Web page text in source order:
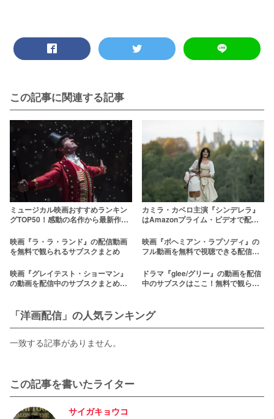
この記事に関連する記事
ミュージカル映画おすすめランキン
グTOP50！感動の名作から最新作ま
カミラ・カベロ主演『シンデレラ』
はAmazonプライム・ビデオで配信
映画『ラ・ラ・ランド』の配信動画
を無料で観られるサブスクまとめ
映画『ボヘミアン・ラプソディ』の
フル動画を無料で視聴できる配信サ
映画『グレイテスト・ショーマン』
の動画を配信中のサブスクまとめ
ドラマ『glee/グリー』の動画を配信
中のサブスクはここ！無料で観られ
「洋画配信」の人気ランキング
一致する記事がありません。
この記事を書いたライター
サイガキョウコ